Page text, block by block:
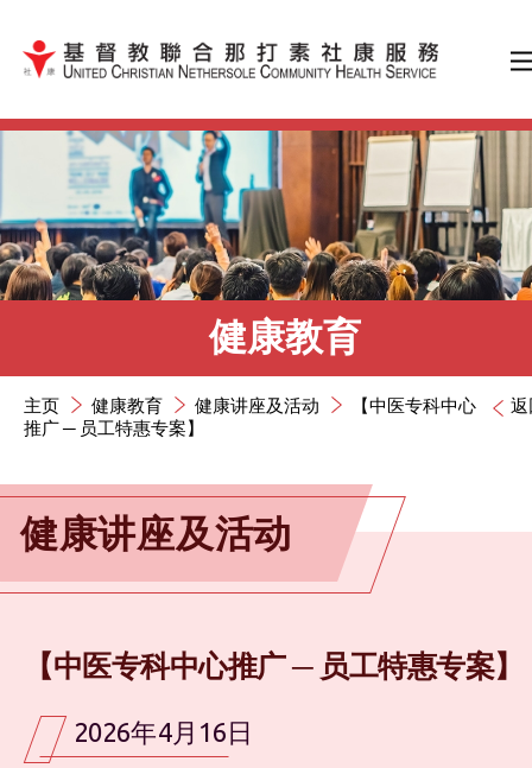
跳到内容（按输入键）
健康教育
返
主页 健康教育 健康讲座及活动
【中医专科中心
推广 ─ 员工特惠专案】
健康讲座及活动
【中医专科中心推广 ─ 员工特惠专案】
2026年4月16日